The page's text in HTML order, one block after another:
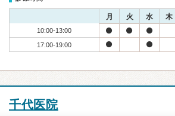
月 火 水 木
10:00-13:00
17:00-19:00
千代医院